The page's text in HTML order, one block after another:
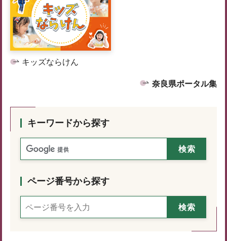
キッズならけん
奈良県ポータル集
キーワードから探す
ページ番号から探す